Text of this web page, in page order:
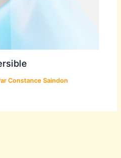
Constance Saindon